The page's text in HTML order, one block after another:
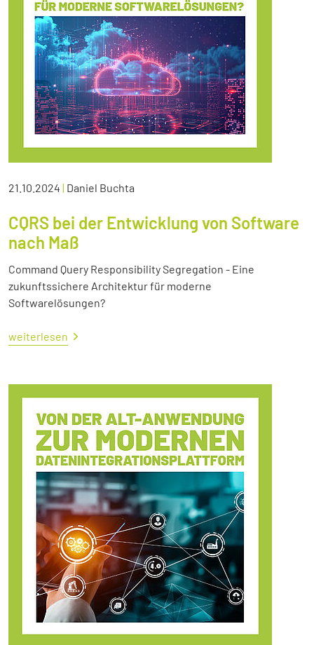
21.10.2024 | Daniel Buchta
CQRS bei der Entwicklung von Software
nach Maß
Command Query Responsibility Segregation - Eine
zukunftssichere Architektur für moderne
Softwarelösungen?
weiterlesen